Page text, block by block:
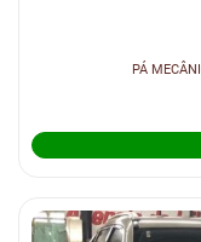
PÁ